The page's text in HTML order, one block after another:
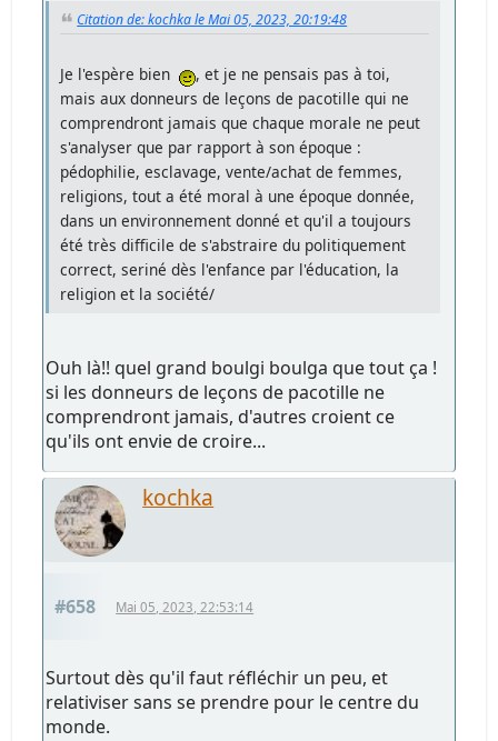
Citation de: kochka le Mai 05, 2023, 20:19:48
Je l'espère bien
, et je ne pensais pas à toi,
mais aux donneurs de leçons de pacotille qui ne
comprendront jamais que chaque morale ne peut
s'analyser que par rapport à son époque :
pédophilie, esclavage, vente/achat de femmes,
religions, tout a été moral à une époque donnée,
dans un environnement donné et qu'il a toujours
été très difficile de s'abstraire du politiquement
correct, seriné dès l'enfance par l'éducation, la
religion et la société/
Ouh là!! quel grand boulgi boulga que tout ça !
si les donneurs de leçons de pacotille ne
comprendront jamais, d'autres croient ce
qu'ils ont envie de croire...
kochka
#658 Mai 05, 2023, 22:53:14
Surtout dès qu'il faut réfléchir un peu, et
relativiser sans se prendre pour le centre du
monde.